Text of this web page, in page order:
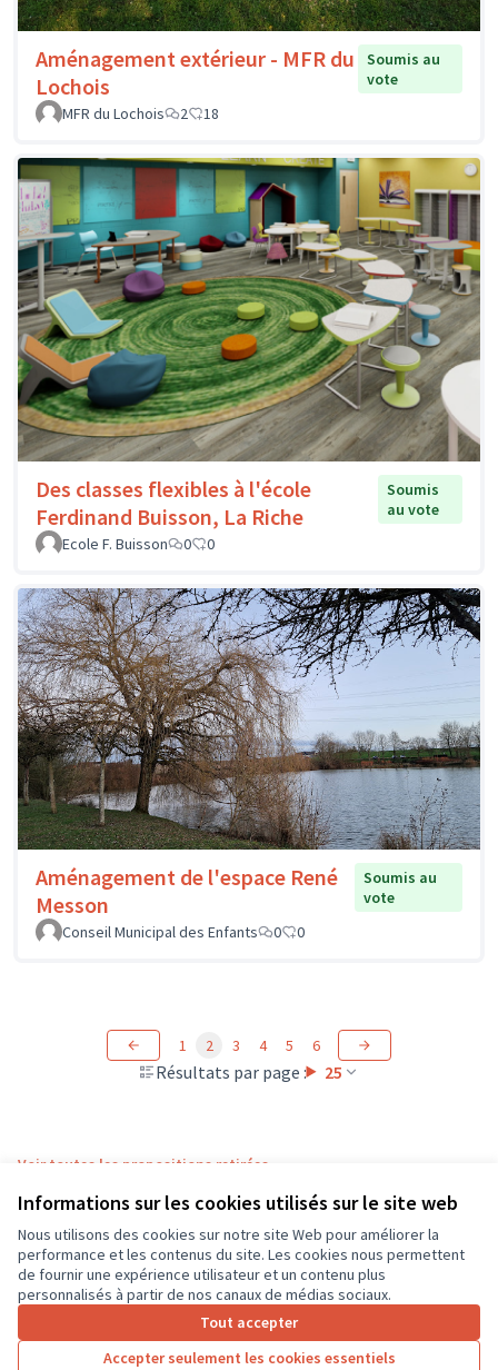
Informations sur les cookies utilisés sur le site web
Nous utilisons des cookies sur notre site Web pour améliorer la
performance et les contenus du site. Les cookies nous permettent
de fournir une expérience utilisateur et un contenu plus
personnalisés à partir de nos canaux de médias sociaux.
Tout accepter
Accepter seulement les cookies essentiels
Aménagement extérieur - MFR du
Lochois
Soumis au
vote
MFR du Lochois
2 18
Des classes flexibles à l'école
Ferdinand Buisson, La Riche
Soumis
au vote
Ecole F. Buisson
0 0
Aménagement de l'espace René
Messon
Soumis au
vote
Conseil Municipal des Enfants
0 0
Résultats par page : 25
1 2 3 4 5 6
Voir toutes les propositions retirées
Conditions d'utilisation
Paramètres des cookies
CD37 sur X
(Lien externe)
CD37 sur Facebook
CD37 sur Instagram
CD37 sur YouTube
(Lien externe)